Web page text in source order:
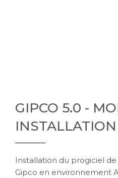
GIPCO 5.0 -
INSTALLATION
Installation du progiciel
Gipco en environnement